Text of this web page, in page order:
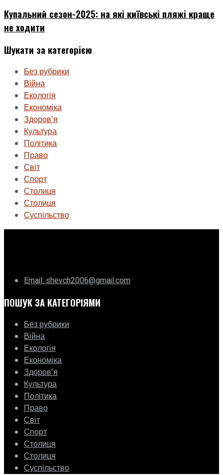
Купальний сезон-2025: на які київські пляжі краще
не ходити
Шукати за категорією
Без рубрики
Війна
Екологія
Економіка
Здоровʼя
Культура
Політика
Право
Світ
Спорт
Столиця
Столиця
Суспільство
Email: shevch2006@gmail.com
ПОШУК ЗА КАТЕГОРІЯМИ
Без рубрики
Війна
Екологія
Економіка
Здоровʼя
Культура
Політика
Право
Світ
Спорт
Столиця
Столиця
Суспільство